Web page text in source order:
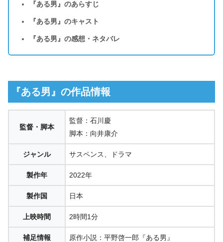
『ある男』のあらすじ
『ある男』のキャスト
『ある男』の感想・ネタバレ
『ある男』の作品情報
監督・脚本
監督：石川慶
脚本：向井康介
ジャンル サスペンス、ドラマ
製作年 2022年
製作国 日本
上映時間 2時間1分
補足情報 原作小説：平野啓一郎『ある男』